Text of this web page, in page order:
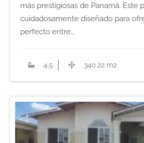
más prestigiosas de Panamá. Este
cuidadosamente diseñado para
perfecto entre…
4.5 340.22 m2